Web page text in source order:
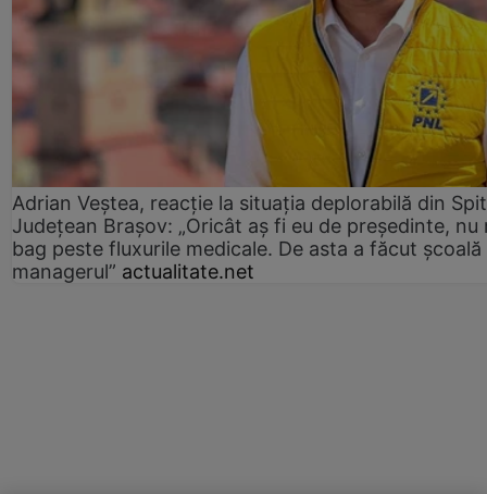
Adrian Veștea, reacție la situația deplorabilă din
Județean Brașov: „Oricât aș fi eu de președinte, nu
bag peste fluxurile medicale. De asta a făcut școală
managerul” actualitate.net